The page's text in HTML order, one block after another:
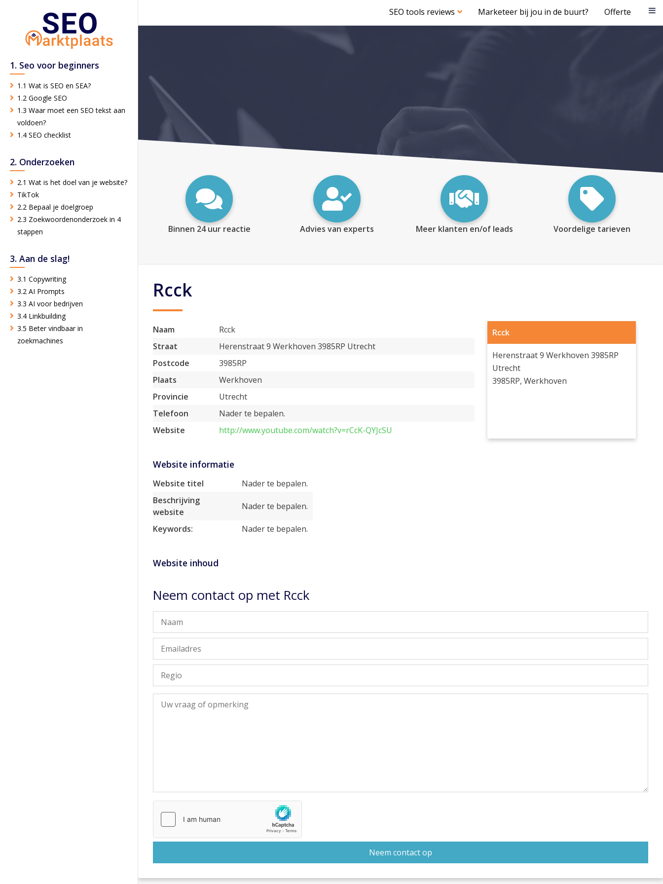
SEO tools reviews Marketeer bij jou in de buurt? Offerte
1. Seo voor beginners
1.1 Wat is SEO en SEA?
1.2 Google SEO
1.3 Waar moet een SEO tekst aan
voldoen?
1.4 SEO checklist
2. Onderzoeken
2.1 Wat is het doel van je website?
TikTok
2.2 Bepaal je doelgroep
2.3 Zoekwoordenonderzoek in 4
stappen
3. Aan de slag!
3.1 Copywriting
3.2 AI Prompts
3.3 AI voor bedrijven
3.4 Linkbuilding
3.5 Beter vindbaar in
zoekmachines
Binnen 24 uur reactie Advies van experts Meer klanten en/of leads Voordelige tarieven
Rcck
Naam
Rcck
Straat
Herenstraat 9 Werkhoven 3985RP Utrecht
Postcode
3985RP
Plaats
Werkhoven
Provincie
Utrecht
Telefoon
Nader te bepalen.
Website
http://www.youtube.com/watch?v=rCcK-QYJcSU
Rcck
Herenstraat 9 Werkhoven 3985RP
Utrecht
3985RP, Werkhoven
Website informatie
Website titel
Nader te bepalen.
Beschrijving
website
Nader te bepalen.
Keywords: Nader te bepalen.
Website inhoud
Neem contact op met Rcck